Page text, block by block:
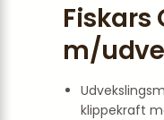
Fiskars
m/
klippekraft